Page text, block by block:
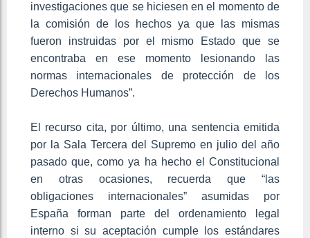
investigaciones que se hiciesen en el momento de
la comisión de los hechos ya que las mismas
fueron instruidas por el mismo Estado que se
encontraba en ese momento lesionando las
normas internacionales de protección de los
Derechos Humanos”.
El recurso cita, por último, una sentencia emitida
por la Sala Tercera del Supremo en julio del año
pasado que, como ya ha hecho el Constitucional
en otras ocasiones, recuerda que “las
obligaciones internacionales” asumidas por
España forman parte del ordenamiento legal
interno si su aceptación cumple los estándares